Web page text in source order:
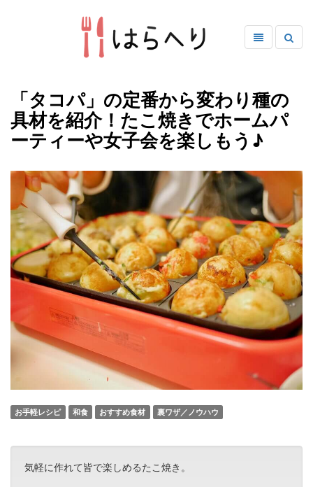
「タコパ」の定番から変わり種の
具材を紹介！たこ焼きでホームパ
ーティーや女子会を楽しもう♪
お手軽レシピ 和食 おすすめ食材 裏ワザ／ノウハウ
気軽に作れて皆で楽しめるたこ焼き。